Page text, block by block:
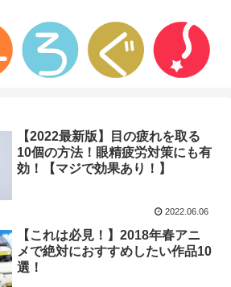
【2022最新版】目の疲れを取る
10個の方法！眼精疲労対策にも有
効！【マジで効果あり！】
2022.06.06
【これは必見！】2018年春アニ
メで絶対におすすめしたい作品10
選！